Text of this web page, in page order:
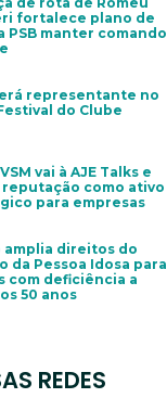
fortalece plano de
PSB manter comando
representante no
do Clube
vai à AJE Talks e
como ativo
para empresas
amplia direitos do
da Pessoa Idosa para
com deficiência a
50 anos
REDES